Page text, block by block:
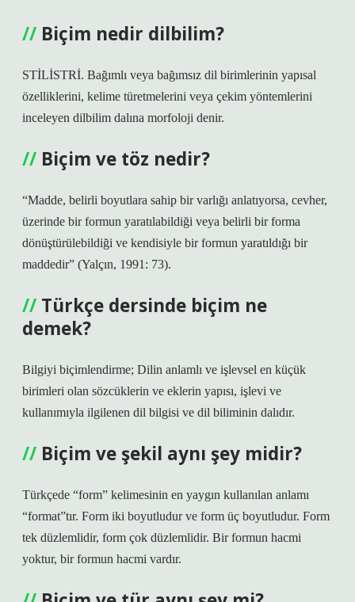
Biçim nedir dilbilim?
STİLİSTRİ. Bağımlı veya bağımsız dil birimlerinin yapısal
özelliklerini, kelime türetmelerini veya çekim yöntemlerini
inceleyen dilbilim dalına morfoloji denir.
Biçim ve töz nedir?
“Madde, belirli boyutlara sahip bir varlığı anlatıyorsa, cevher,
üzerinde bir formun yaratılabildiği veya belirli bir forma
dönüştürülebildiği ve kendisiyle bir formun yaratıldığı bir
maddedir” (Yalçın, 1991: 73).
Türkçe dersinde biçim ne
demek?
Bilgiyi biçimlendirme; Dilin anlamlı ve işlevsel en küçük
birimleri olan sözcüklerin ve eklerin yapısı, işlevi ve
kullanımıyla ilgilenen dil bilgisi ve dil biliminin dalıdır.
Biçim ve şekil aynı şey midir?
Türkçede “form” kelimesinin en yaygın kullanılan anlamı
“format”tır. Form iki boyutludur ve form üç boyutludur. Form
tek düzlemlidir, form çok düzlemlidir. Bir formun hacmi
yoktur, bir formun hacmi vardır.